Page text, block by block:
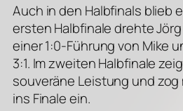
Auch in den Halbfinals blieb
ersten Halbfinale drehte
einer 1:0-Führung von Mike
3:1. Im zweiten Halbfinale
souveräne Leistung und
ins Finale ein.